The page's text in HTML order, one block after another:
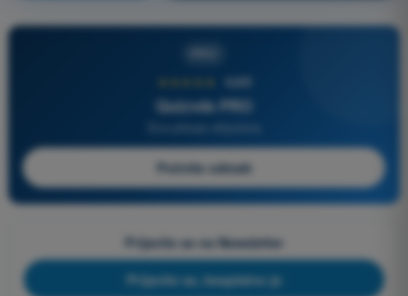
4,6/5
Quizvds PRO
Počnite odmah
Prijavite se na Newsletter
Prijavite se, besplatno je